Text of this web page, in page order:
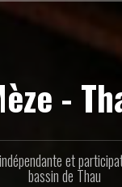
-
et
bassin de Thau